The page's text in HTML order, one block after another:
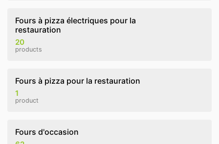
Fours à pizza électriques pour la
restauration
20
products
Fours à pizza pour la restauration
1
product
Fours d'occasion